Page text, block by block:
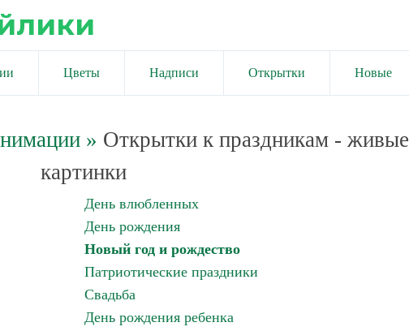
Цветы Надписи Открытки Новые
» Открытки к праздникам - живые
картинки
День влюбленных
День рождения
Новый год и рождество
Патриотические праздники
Свадьба
День рождения ребенка